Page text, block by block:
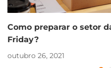
Como preparar o setor
Friday?
outubro 26, 2021